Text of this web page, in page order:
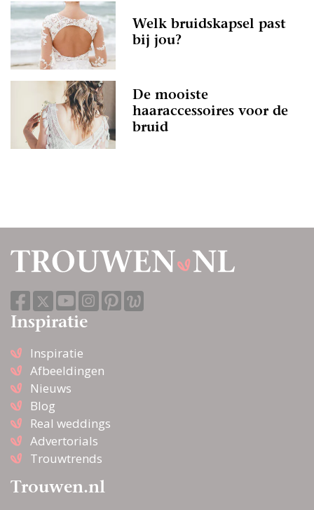
Welk bruidskapsel past
bij jou?
De mooiste
haaraccessoires voor de
bruid
Inspiratie
Inspiratie
Afbeeldingen
Nieuws
Blog
Real weddings
Advertorials
Trouwtrends
Trouwen.nl